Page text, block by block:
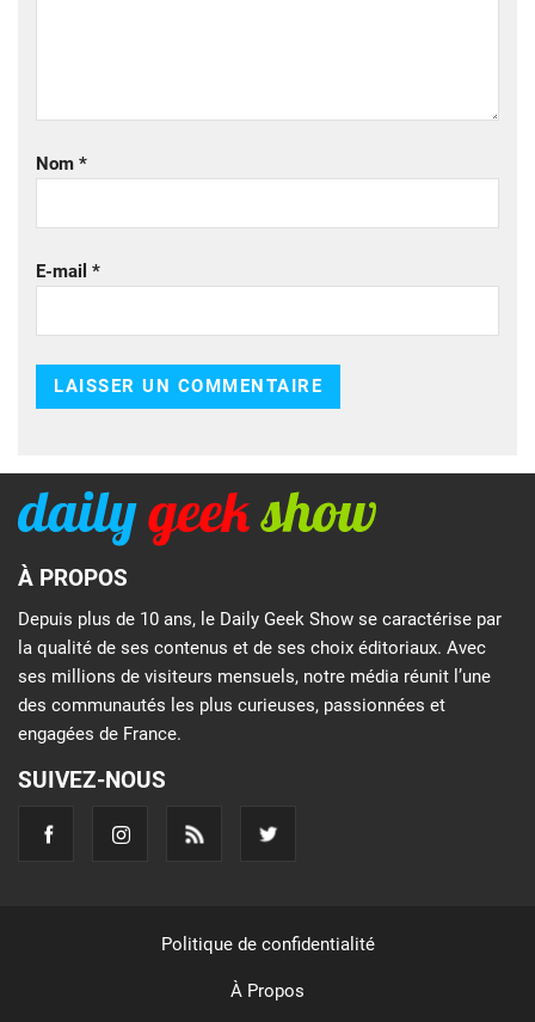
Nom *
E-mail *
À PROPOS
Depuis plus de 10 ans, le Daily Geek Show se caractérise par
la qualité de ses contenus et de ses choix éditoriaux. Avec
ses millions de visiteurs mensuels, notre média réunit l’une
des communautés les plus curieuses, passionnées et
engagées de France.
SUIVEZ-NOUS
Politique de confidentialité
À Propos